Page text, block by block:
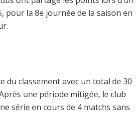
pour la 8e journée de la saison en
du classement avec un total de 30
une période mitigée, le club
série en cours de 4 matchs sans